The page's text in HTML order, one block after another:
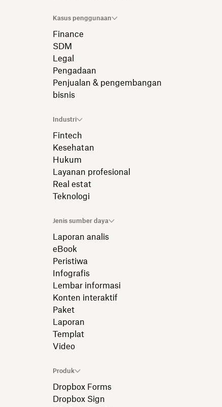
Kasus penggunaan
Finance
SDM
Legal
Pengadaan
Penjualan & pengembangan
bisnis
Industri
Fintech
Kesehatan
Hukum
Layanan profesional
Real estat
Teknologi
Jenis sumber daya
Laporan analis
eBook
Peristiwa
Infografis
Lembar informasi
Konten interaktif
Paket
Laporan
Templat
Video
Produk
Dropbox Forms
Dropbox Sign